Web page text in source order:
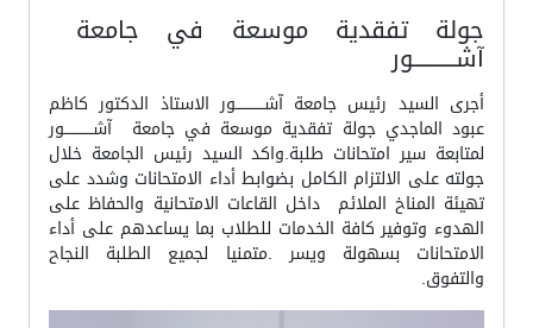
جولة تفقدية موسعة في جامعة
آشــــــــــــور
أجرى السيد رئيس جامعة آشــــــــــــور الاستاذ الدكتور كاظم
عبود الماجدي جولة تفقدية موسعة في جامعة آشــــــــــــور
لمتابعة سير امتحانات طلبة.واكد السيد رئيس الجامعة خلال
جولته على الالتزام الكامل بضوابط أداء الامتحانات وشدد على
تهيئة المناخ الملائم داخل القاعات الامتحانية والحفاظ على
الهدوء وتوفير كافة الخدمات للطلاب بما يساعدهم على أداء
الامتحانات بسهولة ويسر .متمنيا لجميع الطلبة النجاح
والتفوق.